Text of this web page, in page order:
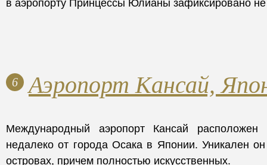
в аэропорту Принцессы Юлианы зафиксировано
6 Аэропорт Кансай,
Международный аэропорт Кансай расположен
недалеко от города Осака в Японии. Уникален
островах, причем полностью искусственных.